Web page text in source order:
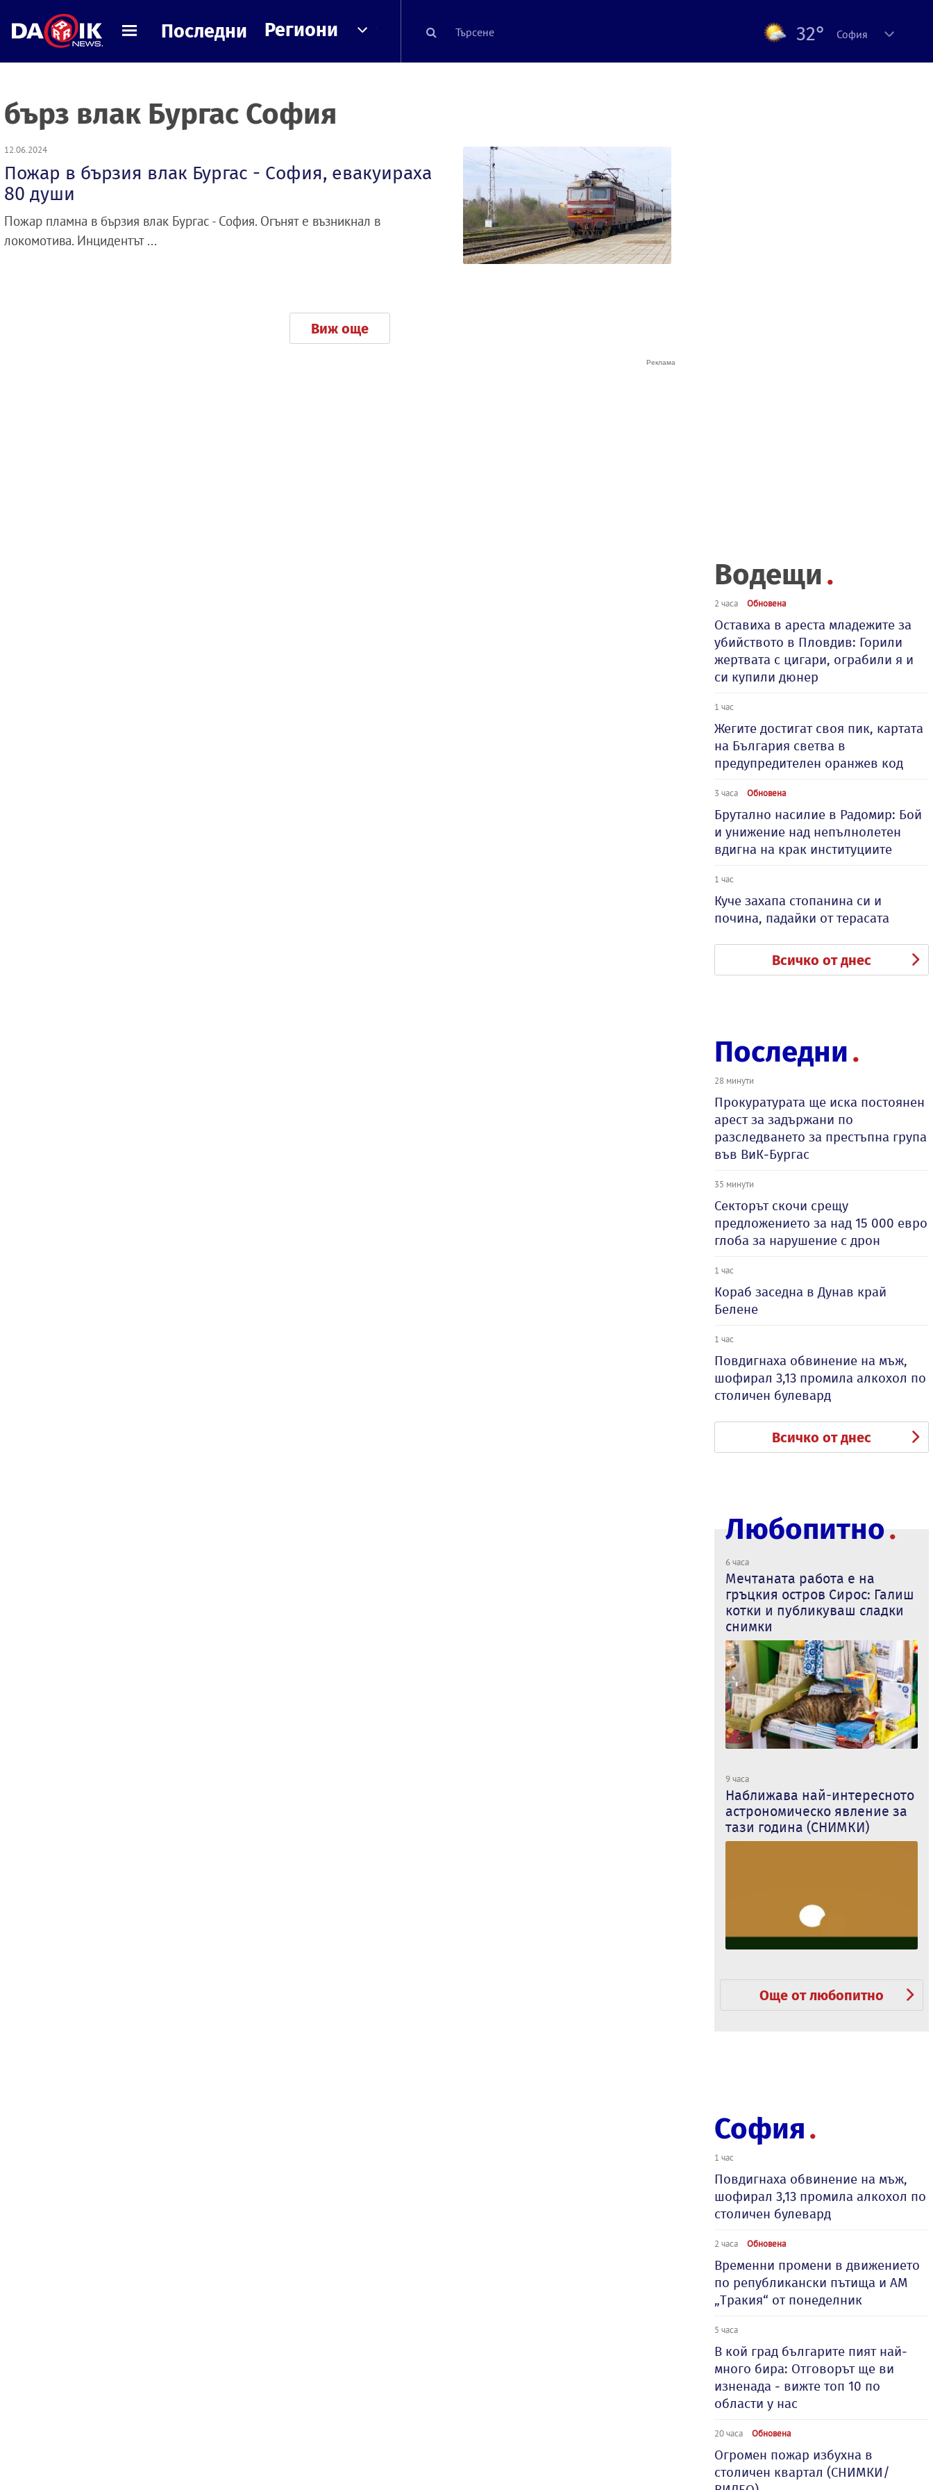
Последни Региони 32° София
бърз влак Бургас София
12.06.2024
Пожар в бързия влак Бургас - София, евакуираха
80 души
Пожар пламна в бързия влак Бургас - София. Огънят е възникнал в
локомотива. Инцидентът ...
Виж още
Водещи
2 часа Обновена
Оставиха в ареста младежите за
убийството в Пловдив: Горили
жертвата с цигари, ограбили я и
си купили дюнер
1 час
Жегите достигат своя пик, картата
на България светва в
предупредителен оранжев код
3 часа Обновена
Брутално насилие в Радомир: Бой
и унижение над непълнолетен
вдигна на крак институциите
1 час
Куче захапа стопанина си и
почина, падайки от терасата
Всичко от днес
Последни
28 минути
Прокуратурата ще иска постоянен
арест за задържани по
разследването за престъпна група
във ВиК-Бургас
35 минути
Секторът скочи срещу
предложението за над 15 000 евро
глоба за нарушение с дрон
1 час
Кораб заседна в Дунав край
Белене
1 час
Повдигнаха обвинение на мъж,
шофирал 3,13 промила алкохол по
столичен булевард
Всичко от днес
Любопитно
6 часа
Мечтаната работа е на
гръцкия остров Сирос: Галиш
котки и публикуваш сладки
снимки
9 часа
Наближава най-интересното
астрономическо явление за
тази година (СНИМКИ)
Още от любопитно
София
1 час
Повдигнаха обвинение на мъж,
шофирал 3,13 промила алкохол по
столичен булевард
2 часа Обновена
Временни промени в движението
по републикански пътища и АМ
„Тракия“ от понеделник
5 часа
В кой град българите пият най-
много бира: Отговорът ще ви
изненада - вижте топ 10 по
области у нас
20 часа Обновена
Огромен пожар избухна в
столичен квартал (СНИМКИ/